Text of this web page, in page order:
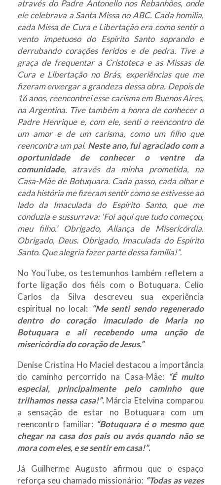
através do Padre Antonello nos Rebanhões, onde
ele celebrava a Santa Missa no ABC. Cada homilia,
cada Missa de Cura e Libertação era como sentir o
vento impetuoso do Espírito Santo soprando e
derrubando corações feridos e de pedra. Tive a
graça de frequentar a Cristoteca e as Missas de
Cura e Libertação no Brás, experiências que me
fizeram enxergar a grandeza dessa obra. Depois de
16 anos, reencontrei esse carisma em Buenos Aires,
na Argentina. Tive também a honra de conhecer o
Padre Henrique e, com ele, senti o reencontro de
um amor e de um carisma, como um filho que
reencontra um pai. Neste ano, fui agraciado com a
oportunidade de conhecer o ventre da
comunidade, através da minha prometida, na
Casa-Mãe de Botuquara. Cada passo, cada olhar e
cada história me fizeram sentir como se estivesse ao
lado da Imaculada do Espírito Santo, que me
conduzia e sussurrava: ‘Foi aqui que tudo começou,
meu filho.’ Obrigado, Aliança de Misericórdia.
Obrigado, Deus. Obrigado, Imaculada do Espírito
Santo. Que alegria fazer parte dessa família!”.
No YouTube, os testemunhos também refletem a
forte ligação dos fiéis com o Botuquara. Celio
Carlos da Silva descreveu sua experiência
espiritual no local: “Me senti sendo regenerado
dentro do coração imaculado de Maria no
Botuquara e ali recebendo uma unção de
misericórdia do coração de Jesus.”
Denise Cristina Ho Maciel destacou a importância
do caminho percorrido na Casa-Mãe: “É muito
especial, principalmente pelo caminho que
trilhamos nessa casa!”. Márcia Etelvina comparou
a sensação de estar no Botuquara com um
reencontro familiar: “Botuquara é o mesmo que
chegar na casa dos pais ou avós quando não se
mora com eles, e se sentir em casa!”.
Já Guilherme Augusto afirmou que o espaço
reforça seu chamado missionário: “Todas as vezes